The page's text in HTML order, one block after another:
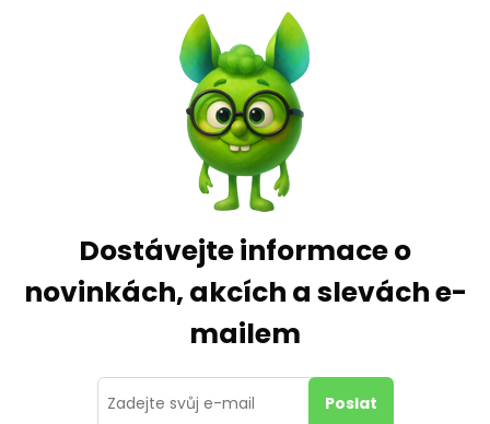
Dostávejte informace o
novinkách, akcích a slevách e-
mailem